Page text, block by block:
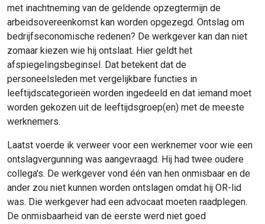
met inachtneming van de geldende opzegtermijn de
arbeidsovereenkomst kan worden opgezegd. Ontslag om
bedrijfseconomische redenen? De werkgever kan dan niet
zomaar kiezen wie hij ontslaat. Hier geldt het
afspiegelingsbeginsel. Dat betekent dat de
personeelsleden met vergelijkbare functies in
leeftijdscategorieën worden ingedeeld en dat iemand moet
worden gekozen uit de leeftijdsgroep(en) met de meeste
werknemers.
Laatst voerde ik verweer voor een werknemer voor wie een
ontslagvergunning was aangevraagd. Hij had twee oudere
collega's. De werkgever vond één van hen onmisbaar en de
ander zou niet kunnen worden ontslagen omdat hij OR-lid
was. Die werkgever had een advocaat moeten raadplegen.
De onmisbaarheid van de eerste werd niet goed